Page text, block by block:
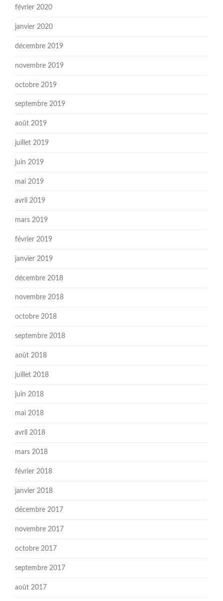
février 2020
janvier 2020
décembre 2019
novembre 2019
octobre 2019
septembre 2019
août 2019
juillet 2019
juin 2019
mai 2019
avril 2019
mars 2019
février 2019
janvier 2019
décembre 2018
novembre 2018
octobre 2018
septembre 2018
août 2018
juillet 2018
juin 2018
mai 2018
avril 2018
mars 2018
février 2018
janvier 2018
décembre 2017
novembre 2017
octobre 2017
septembre 2017
août 2017